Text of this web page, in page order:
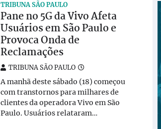
TRIBUNA SÃO PAULO
Pane no 5G da Vivo Afeta
Usuários em São Paulo e
Provoca Onda de
Reclamações
TRIBUNA SÃO PAULO
A manhã deste sábado (18) começou
com transtornos para milhares de
clientes da operadora Vivo em São
Paulo. Usuários relataram…